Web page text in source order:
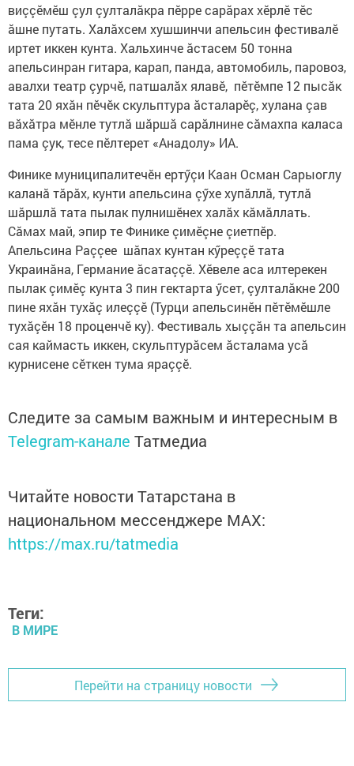
виççӗмӗш çул çулталăкра пӗрре сарăрах хӗрлӗ тӗс
ăшне путать. Халăхсем хушшинчи апельсин фестивалӗ
иртет иккен кунта. Хальхинче ăстасем 50 тонна
апельсинран гитара, карап, панда, автомобиль, паровоз,
авалхи театр çурчӗ, патшалăх ялавӗ, пӗтӗмпе 12 пысăк
тата 20 яхăн пӗчӗк скульптура ăсталарӗç, хулана çав
вăхăтра мӗнле тутлă шăршă сарăлнине сăмахпа каласа
пама çук, тесе пӗлтерет «Анадолу» ИА.
Финике муниципалитечӗн ертӳçи Каан Осман Сарыоглу
каланă тăрăх, кунти апельсина çӳхе хупăллă, тутлă
шăршлă тата пылак пулнишӗнех халăх кăмăллать.
Сăмах май, эпир те Финике çимӗçне çиетпӗр.
Апельсина Раççее шăпах кунтан кӳреççӗ тата
Украинăна, Германие ăсатаççӗ. Хӗвеле аса илтерекен
пылак çимӗç кунта 3 пин гектарта ӳсет, çулталăкне 200
пине яхăн тухăç илеççӗ (Турци апельсинӗн пӗтӗмӗшле
тухăçӗн 18 проценчӗ ку). Фестиваль хыççăн та апельсин
сая каймасть иккен, скульптурăсем ăсталама усă
курнисене сӗткен тума яраççӗ.
Следите за самым важным и интересным в
Telegram-канале Татмедиа
Читайте новости Татарстана в
национальном мессенджере MАХ:
https://max.ru/tatmedia
Теги:
В МИРЕ
Перейти на страницу новости